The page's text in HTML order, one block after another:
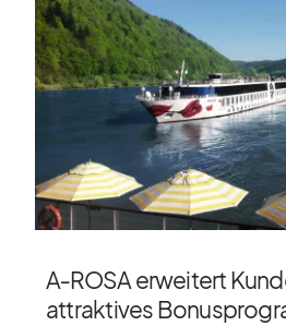
A‑ROSA erweitert
attraktives